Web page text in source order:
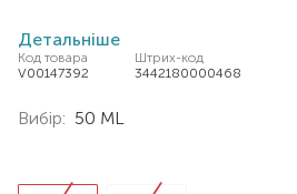
Детальніше
Код товара
V00147392
Штрих-код
3442180000468
Вибір: 50 ML